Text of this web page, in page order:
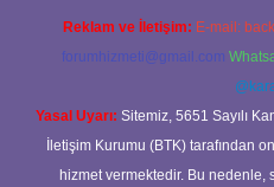
Reklam ve İletişim: E-mail:
forumhizmeti@gmail.com
Yasal Uyarı: Sitemiz, 5651 Sayılı
İletişim Kurumu (BTK) tarafından
hizmet vermektedir. Bu